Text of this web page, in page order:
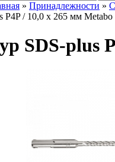
» Принадлежности »
P4P / 10,0 x 265 мм Metabo
SDS-plus